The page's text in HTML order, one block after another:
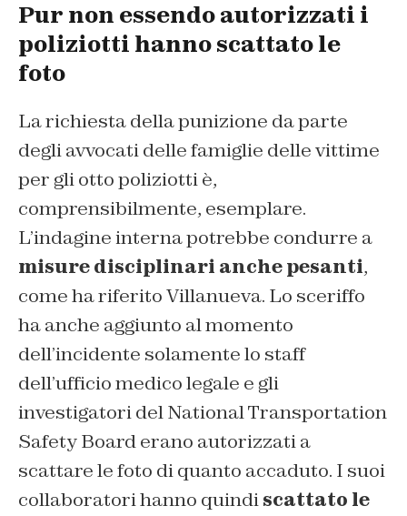
Pur non essendo autorizzati i
poliziotti hanno scattato le
foto
La richiesta della punizione da parte
degli avvocati delle famiglie delle vittime
per gli otto poliziotti è,
comprensibilmente, esemplare.
L’indagine interna potrebbe condurre a
misure disciplinari anche pesanti,
come ha riferito Villanueva. Lo sceriffo
ha anche aggiunto al momento
dell’incidente solamente lo staff
dell’ufficio medico legale e gli
investigatori del National Transportation
Safety Board erano autorizzati a
scattare le foto di quanto accaduto. I suoi
collaboratori hanno quindiscattato le